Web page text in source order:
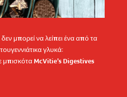
μπορεί να λείπει ένα από τα
γλυκά:
μπισκότα McVitie’s Digestives